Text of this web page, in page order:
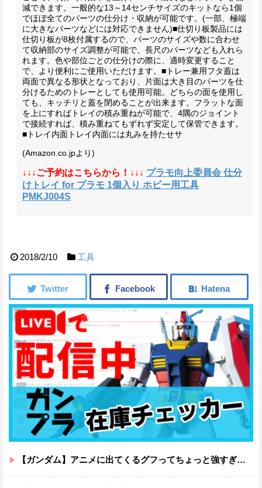
減できます。一般的な13～14センチサイズのキットなら1個
でほぼ全てのパーツの仕分け・収納が可能です。(一部、極端
に大きなパーツなどには対応できません)■仕切り板製品には
仕切り板が8枚付属するので、パーツのサイズや数に合わせ
て収納部のサイズ調整が可能で、長尺のパーツなども入れら
れます。色や部位ごとの仕分けの際に、適時変更すること
で、より便利にご使用いただけます。■トレー兼用フタ蓋は
両面で異なる形状となっており、片面は大き目のパーツを仕
分けるためのトレーとしても使用可能。どちらの面を使用し
ても、キッチリと蓋を閉めることが出来ます。フラットな面
を上にすればトレイの積み重ねが可能で、4隅のジョイント
で接続すれば、積み重ねてもずれず安定して保管できます。
■トレイ内面トレイ内面には丸みを持たせサ
(Amazon.co.jpより)
↓↓↓ご予約はこちらから！↓↓↓ プラモ向上委員会 仕分
けトレイ for プラモ 1個入り ホビー用工具
PMKJ004S
2018/2/10 工具
【ガンダム】アニメに出てくるグフってちょっと強すぎじゃない？